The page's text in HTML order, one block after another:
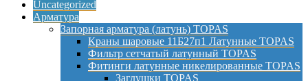
Uncategorized
Арматура
Запорная арматура (латунь) TOPAS
Краны шаровые 11Б27п1 Латунные TOPAS
Фильтр сетчатый латунный TOPAS
Фитинги латунные никелированные TOPAS
Заглушки TOPAS